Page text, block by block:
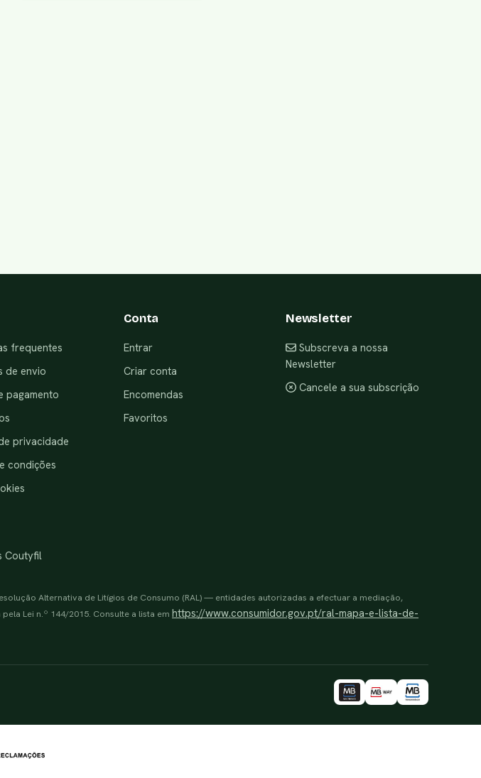
frequentes
de envio
pagamento
privacidade
condições
Conta
Entrar
Criar conta
Encomendas
Favoritos
Newsletter
Subscreva a nossa
Newsletter
Cancele a sua subscrição
Coutyfil
Alternativa de Litígios de Consumo (RAL) — entidades autorizadas a efectuar a mediação,
Lei n.º 144/2015. Consulte a lista em https://www.consumidor.gov.pt/ral-mapa-e-lista-de-